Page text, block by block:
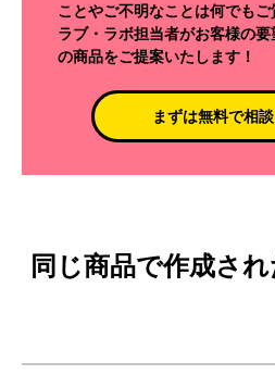
ことやご不明なことは何でもご
ラブ・ラボ担当者がお客様の
の商品をご提案いたします！
まずは無料で相
同じ商品で作成さ